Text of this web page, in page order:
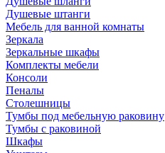
Душевые штанги
Мебель для ванной комнаты
Зеркала
Зеркальные шкафы
Комплекты мебели
Консоли
Пеналы
Столешницы
Тумбы под мебельную раковину
Тумбы с раковиной
Шкафы